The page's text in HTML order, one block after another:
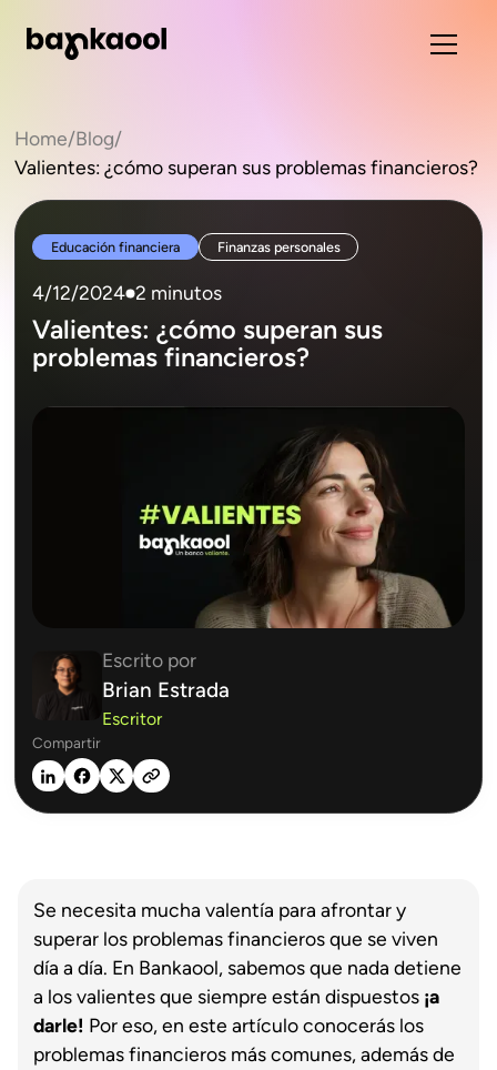
Home/Blog/
Valientes: ¿cómo superan sus problemas financieros?
Educación financiera Finanzas personales
4/12/2024 2 minutos
Valientes: ¿cómo superan sus
problemas financieros?
Escrito por
Brian Estrada
Escritor
Compartir
Se necesita mucha valentía para afrontar y
superar los problemas financieros que se viven
día a día. En Bankaool, sabemos que nada detiene
a los valientes que siempre están dispuestos¡a
darle! Por eso, en este artículo conocerás los
problemas financieros más comunes, además de